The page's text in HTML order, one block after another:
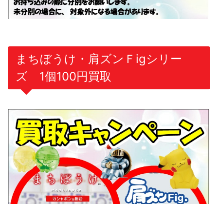
まちぼうけ・肩ズンＦigシリー
ズ 1個100円買取